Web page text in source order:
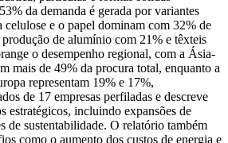
da demanda é gerada por variantes
celulose e o papel dominam com 32% de
de alumínio com 21% e têxteis
o desempenho regional, com a Ásia-
mais de 49% da procura total, enquanto a
representam 19% e 17%,
de 17 empresas perfiladas e descreve
estratégicos, incluindo expansões de
de sustentabilidade. O relatório também
como o aumento dos custos de energia e